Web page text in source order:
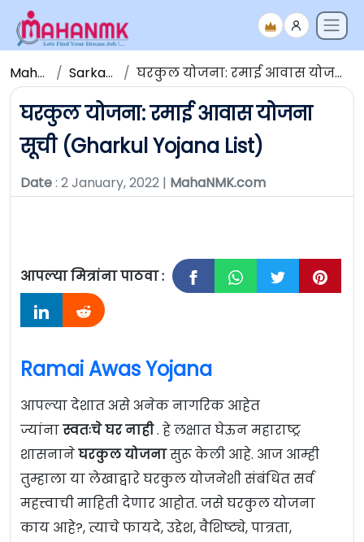
Maha NMK Sarkari Yojana घरकुल योजना: रमाई आवास योजना सूची (Gharkul Yojana List)
घरकुल योजना: रमाई आवास योजना
सूची (Gharkul Yojana List)
Date: 2 January, 2022 | MahaNMK.com
आपल्या मित्रांना पाठवा :
Ramai Awas Yojana
आपल्या देशात असे अनेक नागरिक आहेत
ज्यांनास्वतःचे घर नाही. हे लक्षात घेऊन महाराष्ट्र
शासनानेघरकुल योजनासुरू केली आहे. आज आम्ही
तुम्हाला या लेखाद्वारे घरकुल योजनेशी संबंधित सर्व
महत्त्वाची माहिती देणार आहोत. जसे घरकुल योजना
काय आहे?, त्याचे फायदे, उद्देश, वैशिष्ट्ये, पात्रता,